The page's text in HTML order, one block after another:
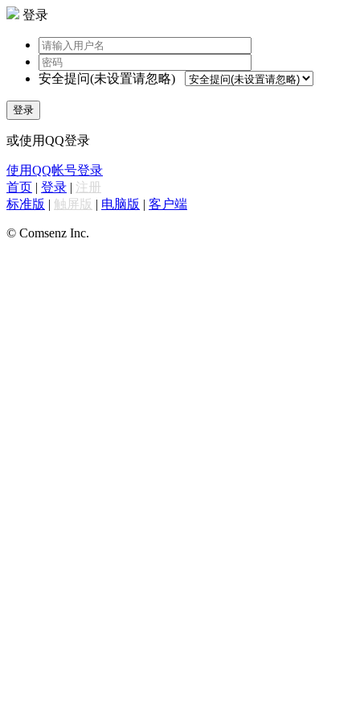
登录
安全提问(未设置请忽略)
登录
或使用QQ登录
使用QQ帐号登录
首页 | 登录 | 注册
标准版 | 触屏版 | 电脑版 | 客户端
© Comsenz Inc.